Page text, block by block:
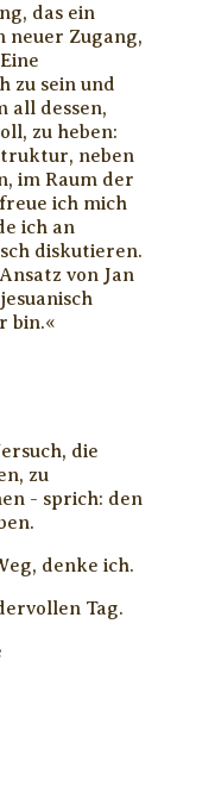
das ein
neuer Zugang,
zu sein und
all dessen,
zu heben:
neben
im Raum der
ich mich
ich an
diskutieren.
von Jan
bin.«
die
zu
- sprich: den
denke ich.
Tag.